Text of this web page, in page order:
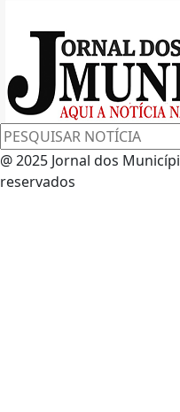
@ 2025 Jornal dos
reservados